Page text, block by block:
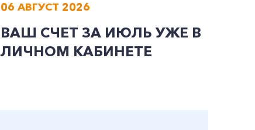
06 АВГУСТ 2026
ВАШ СЧЕТ ЗА ИЮЛЬ УЖЕ В
ЛИЧНОМ КАБИНЕТЕ